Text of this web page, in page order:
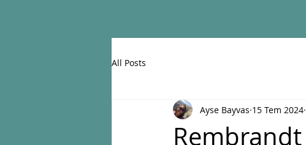
All Posts
Rembrandt
Ayse Bayvas 15 Tem 2024